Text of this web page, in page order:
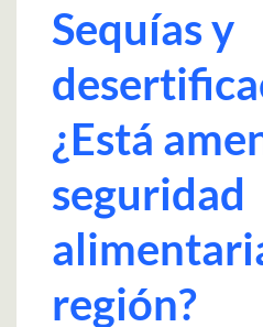
Sequías y
¿Está
seguridad
región?